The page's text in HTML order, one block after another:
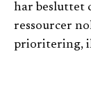
har besluttet
ressourcer
prioritering,